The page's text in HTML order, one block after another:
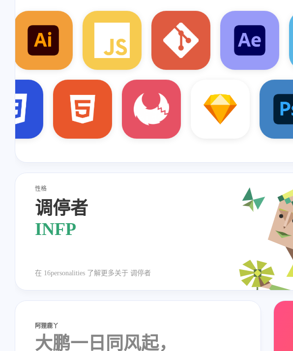
AfterEffect Sketch Docker Photoshop
Swift Principle
illustrator CSS3
Apifox
性格
调停者
INFP
在 16personalities 了解更多关于 调停者
阿狸鹿丫
大鹏一日同风起，